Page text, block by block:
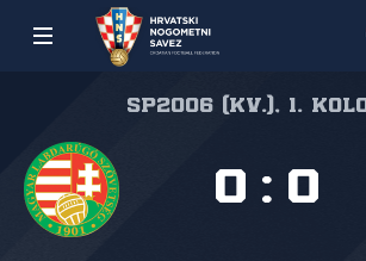
SP2006 (kv.), 1. kolo
0 : 0